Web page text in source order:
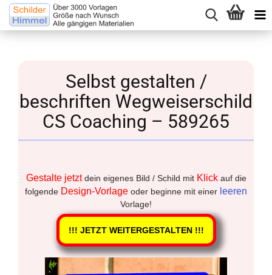
Selbst gestalten /
beschriften Wegweiserschild
CS Coaching – 589265
Gestalte jetztdein eigenes Bild / Schild mit Klickauf die
folgende Design-Vorlage oder beginne mit einer leeren
Vorlage!
!!! JETZT WEITERGESTALTEN !!!